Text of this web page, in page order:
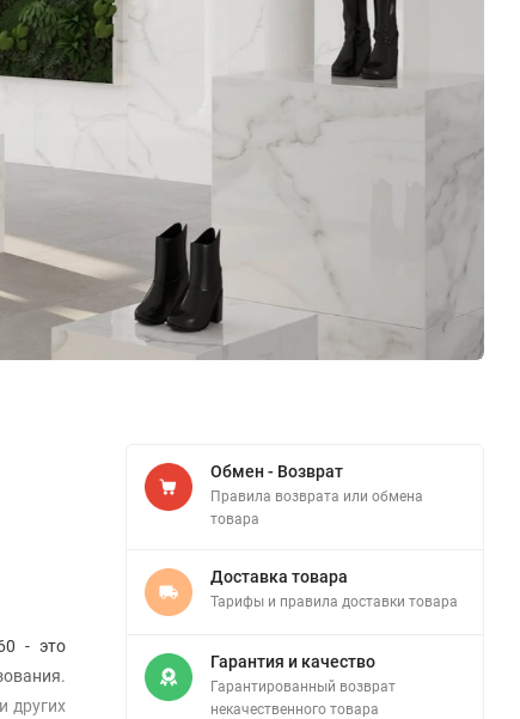
- это
других
Обмен - Возврат
Правила возврата или обмена
товара
Доставка товара
Тарифы и правила доставки товара
Гарантия и качество
Гарантированный возврат
некачественного товара